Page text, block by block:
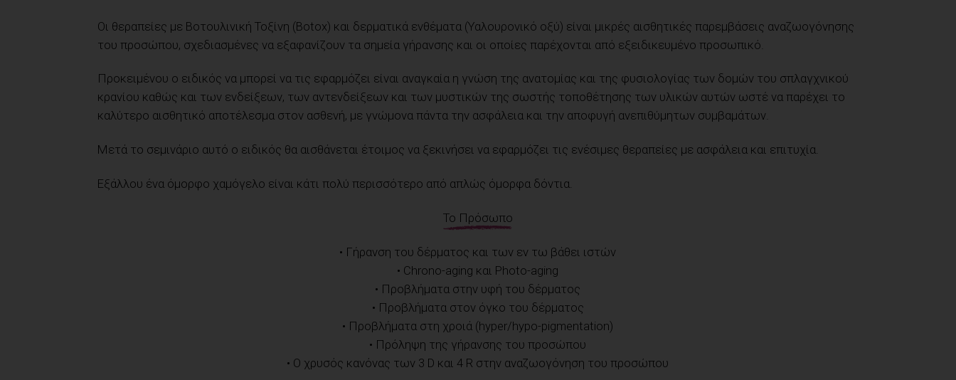
Οι θεραπείες με Βοτουλινική Τοξίνη (Botox) και δερματικά ενθέματα (Υαλουρονικό οξύ) είναι μικρές αισθητικές παρεμβάσεις αναζωογόνησης
του προσώπου, σχεδιασμένες να εξαφανίζουν τα σημεία γήρανσης και οι οποίες παρέχονται από εξειδικευμένο προσωπικό.
Προκειμένου ο ειδικός να μπορεί να τις εφαρμόζει είναι αναγκαία η γνώση της ανατομίας και της φυσιολογίας των δομών του σπλαγχνικού
κρανίου καθώς και των ενδείξεων, των αντενδείξεων και των μυστικών της σωστής τοποθέτησης των υλικών αυτών ωστέ να παρέχει το
καλύτερο αισθητικό αποτέλεσμα στον ασθενή, με γνώμονα πάντα την ασφάλεια και την αποφυγή ανεπιθύμητων συμβαμάτων.
Μετά το σεμινάριο αυτό ο ειδικός θα αισθάνεται έτοιμος να ξεκινήσει να εφαρμόζει τις ενέσιμες θεραπείες με ασφάλεια και επιτυχία.
Εξάλλου ένα όμορφο χαμόγελο είναι κάτι πολύ περισσότερο από απλώς όμορφα δόντια.
Το Πρόσωπο
• Γήρανση του δέρματος και των εν τω βάθει ιστών
• Chrono-aging και Photo-aging
• Προβλήματα στην υφή του δέρματος
• Προβλήματα στον όγκο του δέρματος
• Προβλήματα στη χροιά (hyper/hypo-pigmentation)
• Πρόληψη της γήρανσης του προσώπου
• Ο χρυσός κανόνας των 3 D και 4 R στην αναζωογόνηση του προσώπου